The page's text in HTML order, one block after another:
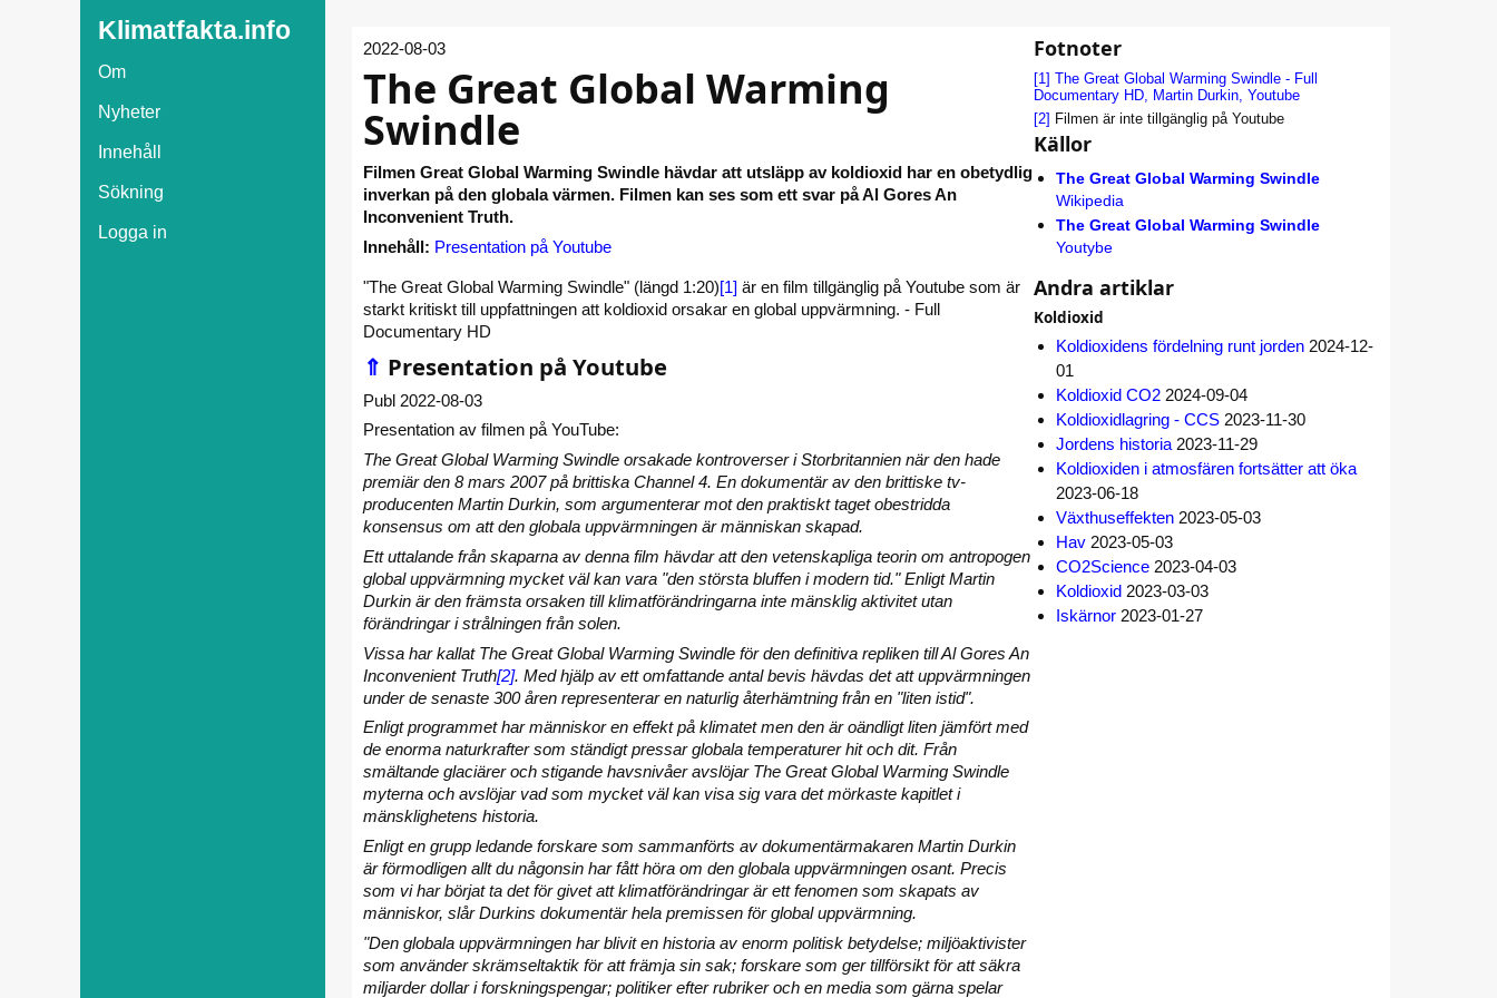
Klimatfakta.info
Om
Nyheter
Innehåll
Sökning
Logga in
2022-08-03
The Great Global Warming
Swindle
Filmen Great Global Warming Swindle hävdar att utsläpp av koldioxid har en obetydlig
inverkan på den globala värmen. Filmen kan ses som ett svar på Al Gores An
Inconvenient Truth.
Innehåll: Presentation på Youtube
"The Great Global Warming Swindle" (längd 1:20)[1] är en film tillgänglig på Youtube som är
starkt kritiskt till uppfattningen att koldioxid orsakar en global uppvärmning. - Full
Documentary HD
⇑ Presentation på Youtube
Publ 2022-08-03
Presentation av filmen på YouTube:
The Great Global Warming Swindle orsakade kontroverser i Storbritannien när den hade
premiär den 8 mars 2007 på brittiska Channel 4. En dokumentär av den brittiske tv-
producenten Martin Durkin, som argumenterar mot den praktiskt taget obestridda
konsensus om att den globala uppvärmningen är människan skapad.
Ett uttalande från skaparna av denna film hävdar att den vetenskapliga teorin om antropogen
global uppvärmning mycket väl kan vara "den största bluffen i modern tid." Enligt Martin
Durkin är den främsta orsaken till klimatförändringarna inte mänsklig aktivitet utan
förändringar i strålningen från solen.
Vissa har kallat The Great Global Warming Swindle för den definitiva repliken till Al Gores An
Inconvenient Truth[2]. Med hjälp av ett omfattande antal bevis hävdas det att uppvärmningen
under de senaste 300 åren representerar en naturlig återhämtning från en "liten istid".
Enligt programmet har människor en effekt på klimatet men den är oändligt liten jämfört med
de enorma naturkrafter som ständigt pressar globala temperaturer hit och dit. Från
smältande glaciärer och stigande havsnivåer avslöjar The Great Global Warming Swindle
myterna och avslöjar vad som mycket väl kan visa sig vara det mörkaste kapitlet i
mänsklighetens historia.
Enligt en grupp ledande forskare som sammanförts av dokumentärmakaren Martin Durkin
är förmodligen allt du någonsin har fått höra om den globala uppvärmningen osant. Precis
som vi har börjat ta det för givet att klimatförändringar är ett fenomen som skapats av
människor, slår Durkins dokumentär hela premissen för global uppvärmning.
"Den globala uppvärmningen har blivit en historia av enorm politisk betydelse; miljöaktivister
som använder skrämseltaktik för att främja sin sak; forskare som ger tillförsikt för att säkra
miljarder dollar i forskningspengar; politiker efter rubriker och en media som gärna spelar
Fotnoter
[1] The Great Global Warming Swindle - Full
Documentary HD, Martin Durkin, Youtube
[2] Filmen är inte tillgänglig på Youtube
Källor
The Great Global Warming Swindle
Wikipedia
The Great Global Warming Swindle
Youtybe
Andra artiklar
Koldioxid
Koldioxidens fördelning runt jorden 2024-12-
01
Koldioxid CO2 2024-09-04
Koldioxidlagring - CCS 2023-11-30
Jordens historia 2023-11-29
Koldioxiden i atmosfären fortsätter att öka
2023-06-18
Växthuseffekten 2023-05-03
Hav 2023-05-03
CO2Science 2023-04-03
Koldioxid 2023-03-03
Iskärnor 2023-01-27